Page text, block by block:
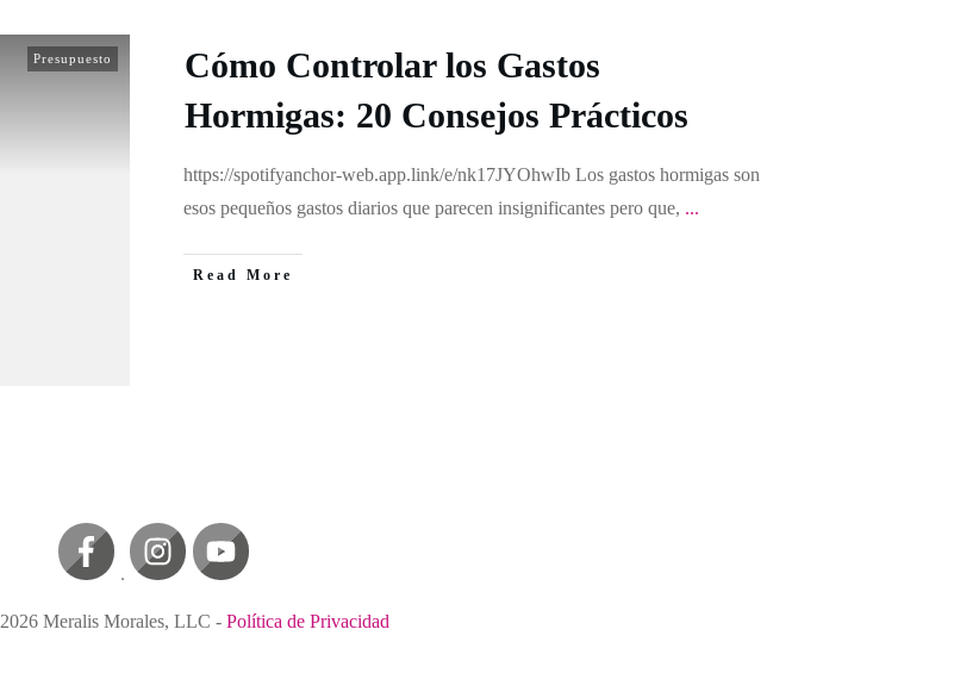
Presupuesto
Cómo Controlar los Gastos
Hormigas: 20 Consejos Prácticos
https://spotifyanchor-web.app.link/e/nk17JYOhwIb Los gastos hormigas son
esos pequeños gastos diarios que parecen insignificantes pero que, ...
Read More
2026 Meralis Morales, LLC - Política de Privacidad